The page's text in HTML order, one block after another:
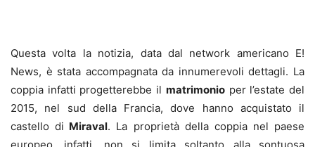
Questa volta la notizia, data dal network americano E!
News, è stata accompagnata da innumerevoli dettagli. La
coppia infatti progetterebbe il matrimonioper l’estate del
2015, nel sud della Francia, dove hanno acquistato il
castello di Miraval. La proprietà della coppia nel paese